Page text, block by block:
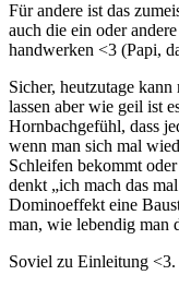
Für andere ist das
auch die ein oder
handwerken <3 (Papi,
Sicher, heutzutage
lassen aber wie geil ist
Hornbachgefühl, dass
wenn man sich mal
Schleifen bekommt
denkt „ich mach das
Dominoeffekt eine
man, wie lebendig man
Soviel zu Einleitung <3.